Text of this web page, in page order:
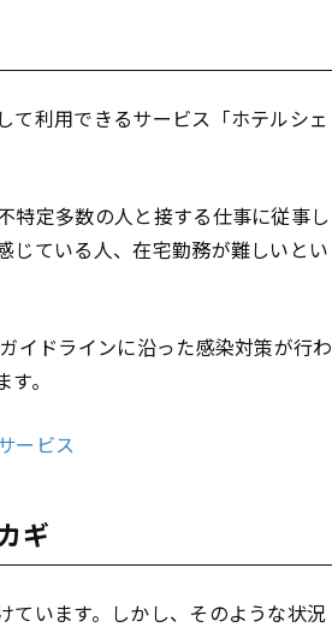
て利用できるサービス「ホテルシェ
特定多数の人と接する仕事に従事し
じている人、在宅勤務が難しいとい
イドラインに沿った感染対策が行わ
。
ービス
ギ
ています。しかし、そのような状況